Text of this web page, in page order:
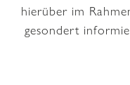
hierüber im
gesondert